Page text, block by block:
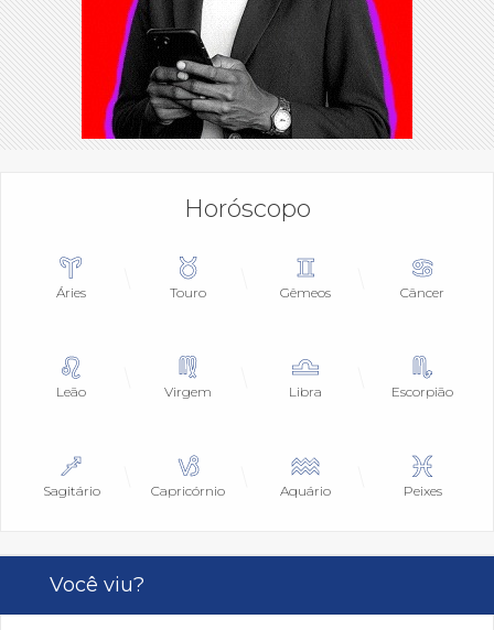
Horóscopo
Áries Touro Gêmeos Câncer
Leão Virgem Libra Escorpião
Sagitário Capricórnio Aquário Peixes
Você viu?